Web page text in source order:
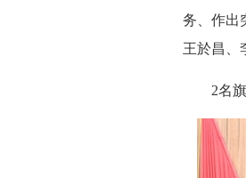
务、作出
王於昌、
2名